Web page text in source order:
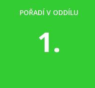
POŘADÍ V ODDÍLU
1.